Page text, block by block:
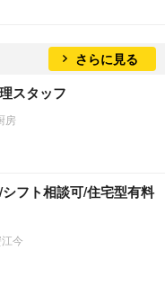
さらに見る
スタッフ
房
フト相談可/住宅型有料
今